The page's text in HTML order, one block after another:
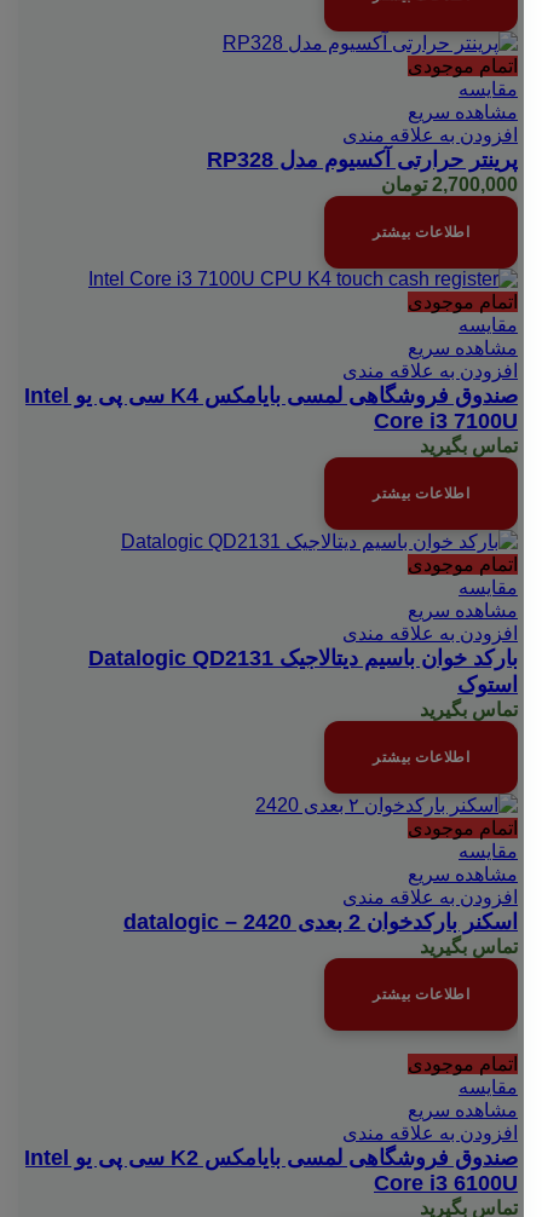
اتمام موجودی
مقایسه
مشاهده سریع
افزودن به علاقه مندی
پرینتر حرارتی آکسیوم مدل RP328
2,700,000 تومان
اطلاعات بیشتر
اتمام موجودی
مقایسه
مشاهده سریع
افزودن به علاقه مندی
صندوق فروشگاهی لمسی بایامکس K4 سی پی یو Intel
Core i3 7100U
تماس بگیرید
اطلاعات بیشتر
اتمام موجودی
مقایسه
مشاهده سریع
افزودن به علاقه مندی
بارکد خوان باسیم دیتالاجیک Datalogic QD2131
استوک
تماس بگیرید
اطلاعات بیشتر
اتمام موجودی
مقایسه
مشاهده سریع
افزودن به علاقه مندی
اسکنر بارکدخوان 2 بعدی datalogic – 2420
تماس بگیرید
اطلاعات بیشتر
اتمام موجودی
مقایسه
مشاهده سریع
افزودن به علاقه مندی
صندوق فروشگاهی لمسی بایامکس K2 سی پی یو Intel
Core i3 6100U
تماس بگیرید